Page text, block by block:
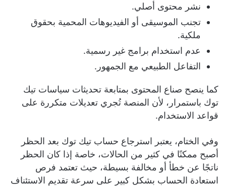
نشر محتوى أصلي.
تجنب الموسيقى أو الفيديوهات المحمية بحقوق
ملكية.
عدم استخدام برامج غير رسمية.
التفاعل الطبيعي مع الجمهور.
كما ينصح صناع المحتوى بمتابعة تحديثات سياسات تيك
توك باستمرار، لأن المنصة تُجري تعديلات متكررة على
قواعد الاستخدام.
وفي الختام، يعتبر استرجاع حساب تيك توك بعد الحظر
أصبح ممكنًا في كثير من الحالات، خاصة إذا كان الحظر
ناتجًا عن خطأ أو مخالفة بسيطة، حيث تعتمد فرص
استعادة الحساب بشكل كبير على سرعة تقديم الاستئناف